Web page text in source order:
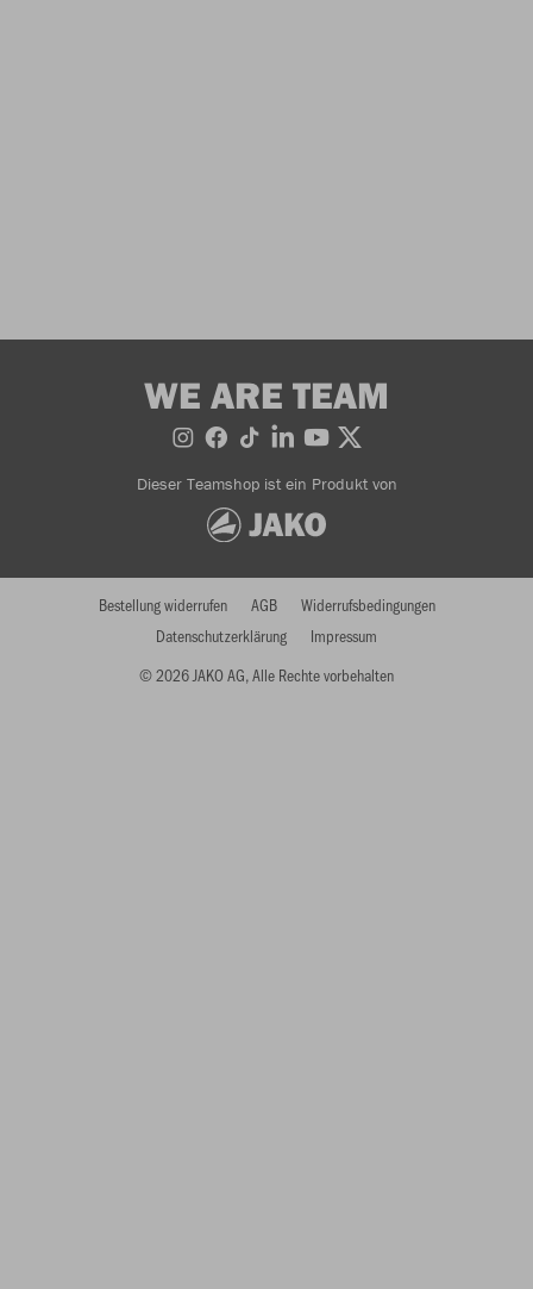
WE ARE TEAM
Dieser Teamshop ist ein Produkt von
© 2026 JAKO AG, Alle Rechte vorbehalten
Bestellung widerrufen AGB
Widerrufsbedingungen
Datenschutzerklärung
Impressum